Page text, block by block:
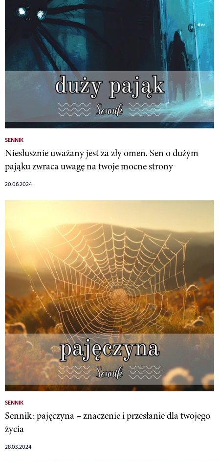
SENNIK
Niesłusznie uważany jest za zły omen. Sen o dużym
pająku zwraca uwagę na twoje mocne strony
20.06.2024
SENNIK
Sennik: pajęczyna – znaczenie i przesłanie dla twojego
życia
28.03.2024